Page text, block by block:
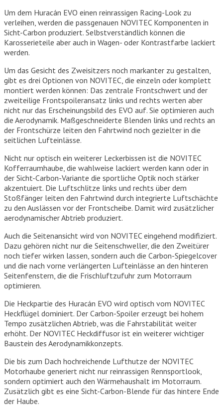
Um dem Huracán EVO einen reinrassigen Racing-Look zu
verleihen, werden die passgenauen NOVITEC Komponenten in
Sicht-Carbon produziert. Selbstverständlich können die
Karosserieteile aber auch in Wagen- oder Kontrastfarbe lackiert
werden.
Um das Gesicht des Zweisitzers noch markanter zu gestalten,
gibt es drei Optionen von NOVITEC, die einzeln oder komplett
montiert werden können: Das zentrale Frontschwert und der
zweiteilige Frontspoileransatz links und rechts werten aber
nicht nur das Erscheinungsbild des EVO auf. Sie optimieren auch
die Aerodynamik. Maßgeschneiderte Blenden links und rechts an
der Frontschürze leiten den Fahrtwind noch gezielter in die
seitlichen Lufteinlässe.
Nicht nur optisch ein weiterer Leckerbissen ist die NOVITEC
Kofferraumhaube, die wahlweise lackiert werden kann oder in
der Sicht-Carbon-Variante die sportliche Optik noch stärker
akzentuiert. Die Luftschlitze links und rechts über dem
Stoßfänger leiten den Fahrtwind durch integrierte Luftschächte
zu den Auslässen vor der Frontscheibe. Damit wird zusätzlicher
aerodynamischer Abtrieb produziert.
Auch die Seitenansicht wird von NOVITEC eingehend modifiziert.
Dazu gehören nicht nur die Seitenschweller, die den Zweitürer
noch tiefer wirken lassen, sondern auch die Carbon-Spiegelcover
und die nach vorne verlängerten Lufteinlässe an den hinteren
Seitenfenstern, die die Frischluftzufuhr zum Motorraum
optimieren.
Die Heckpartie des Huracán EVO wird optisch vom NOVITEC
Heckflügel dominiert. Der Carbon-Spoiler erzeugt bei hohem
Tempo zusätzlichen Abtrieb, was die Fahrstabilität weiter
erhöht. Der NOVITEC Heckdiffusor ist ein weiterer wichtiger
Baustein des Aerodynamikkonzepts.
Die bis zum Dach hochreichende Lufthutze der NOVITEC
Motorhaube generiert nicht nur reinrassigen Rennsportlook,
sondern optimiert auch den Wärmehaushalt im Motorraum.
Zusätzlich gibt es eine Sicht-Carbon-Blende für das hintere Ende
der Haube.